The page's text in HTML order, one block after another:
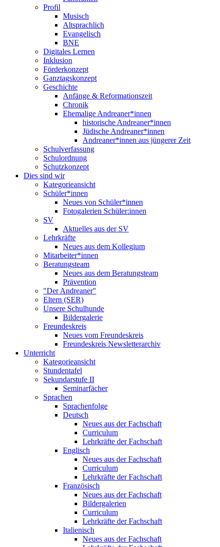
Profil
Musisch
Altsprachlich
Evangelisch
BNE
Digitales Lernen
Inklusion
Förderkonzept
Ganztagskonzept
Geschichte
Anfänge & Reformationszeit
Chronik
Ehemalige Andreaner*innen
historische Andreaner*innen
Jüdische Andreaner*innen
Andreaner*innen aus jüngerer Zeit
Schulverfassung
Schulordnung
Schutzkonzept
Dies sind wir
Kategorieansicht
Schüler*innen
Neues von Schüler*innen
Fotogalerien Schüler:innen
SV
Aktuelles aus der SV
Lehrkräfte
Neues aus dem Kollegium
Mitarbeiter*innen
Beratungsteam
Neues aus dem Beratungsteam
Prävention
"Der Andreaner"
Eltern (SER)
Unsere Schulhunde
Bildergalerie
Freundeskreis
Neues vom Freundeskreis
Freundeskreis Newsletterarchiv
Unterricht
Kategorieansicht
Stundentafel
Sekundarstufe II
Seminarfächer
Sprachen
Sprachenfolge
Deutsch
Neues aus der Fachschaft
Curriculum
Lehrkräfte der Fachschaft
Englisch
Neues aus der Fachschaft
Curriculum
Lehrkräfte der Fachschaft
Französisch
Neues aus der Fachschaft
Bildergalerien
Curriculum
Lehrkräfte der Fachschaft
Italienisch
Neues aus der Fachschaft